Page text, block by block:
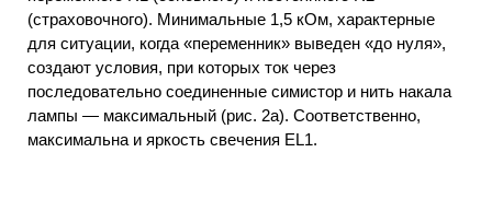
(страховочного). Минимальные 1,5 кОм, характерные
для ситуации, когда «переменник» выведен «до нуля»,
создают условия, при которых ток через
последовательно соединенные симистор и нить накала
лампы — максимальный (рис. 2а). Соответственно,
максимальна и яркость свечения EL1.